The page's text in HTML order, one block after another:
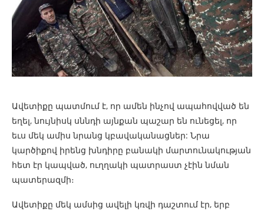
Ավետիքը պատմում է, որ ամեն ինչով ապահովված են
եղել, նույնիսկ սննդի այնքան պաշար են ունեցել, որ
եւս մեկ ամիս նրանց կբավականացներ: Նրա
կարծիքով իրենց խնդիրը բանակի մարտունակության
հետ էր կապված, ուղղակի պատրաստ չէին նման
պատերազմի։
Ավետիքը մեկ ամսից ավելի կռվի դաշտում էր, երբ